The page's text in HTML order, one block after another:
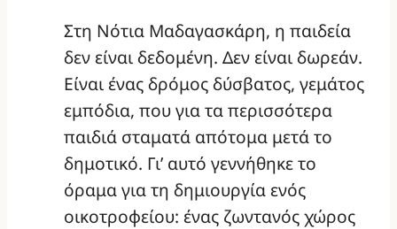
Στη Νότια Μαδαγασκάρη, η παιδεία
δεν είναι δεδομένη. Δεν είναι δωρεάν.
Είναι ένας δρόμος δύσβατος, γεμάτος
εμπόδια, που για τα περισσότερα
παιδιά σταματά απότομα μετά το
δημοτικό. Γι’ αυτό γεννήθηκε το
όραμα για τη δημιουργία ενός
οικοτροφείου: ένας ζωντανός χώρος